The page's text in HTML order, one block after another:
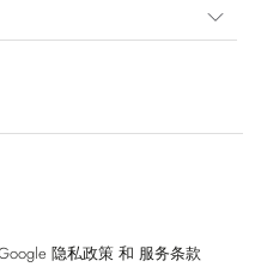
隐私政策 和 服务条款